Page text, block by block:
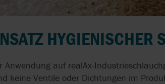
HYGIENISCHER
Anwendung auf realAx-
keine Ventile oder Dichtungen im